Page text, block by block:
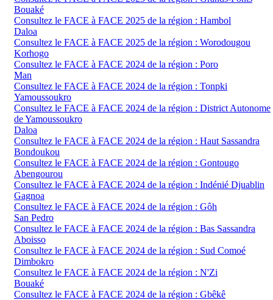
Bouaké
Consultez le FACE à FACE 2025 de la région : Hambol
Daloa
Consultez le FACE à FACE 2025 de la région : Worodougou
Korhogo
Consultez le FACE à FACE 2024 de la région : Poro
Man
Consultez le FACE à FACE 2024 de la région : Tonpki
Yamoussoukro
Consultez le FACE à FACE 2024 de la région : District Autonome
de Yamoussoukro
Daloa
Consultez le FACE à FACE 2024 de la région : Haut Sassandra
Bondoukou
Consultez le FACE à FACE 2024 de la région : Gontougo
Abengourou
Consultez le FACE à FACE 2024 de la région : Indénié Djuablin
Gagnoa
Consultez le FACE à FACE 2024 de la région : Gôh
San Pedro
Consultez le FACE à FACE 2024 de la région : Bas Sassandra
Aboisso
Consultez le FACE à FACE 2024 de la région : Sud Comoé
Dimbokro
Consultez le FACE à FACE 2024 de la région : N'Zi
Bouaké
Consultez le FACE à FACE 2024 de la région : Gbêkê